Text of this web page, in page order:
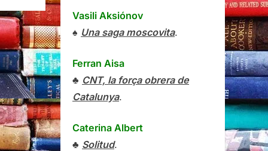
Vasili Aksiónov
♠ Una saga moscovita.
Ferran Aisa
♣ CNT, la força obrera de
Catalunya.
Caterina Albert
♣ Solitud.